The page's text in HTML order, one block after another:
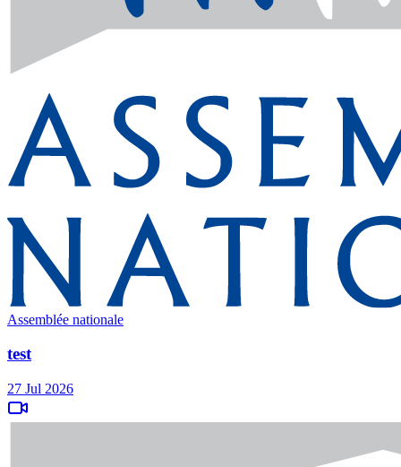
Assemblée nationale
test
27 Jul 2026